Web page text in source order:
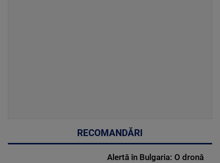
RECOMANDĂRI
Alertă în Bulgaria: O dronă